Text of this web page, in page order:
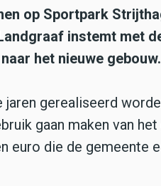
op Sportpark
instemt met
het nieuwe gebouw.
gerealiseerd
gaan maken van
euro die de gemeente